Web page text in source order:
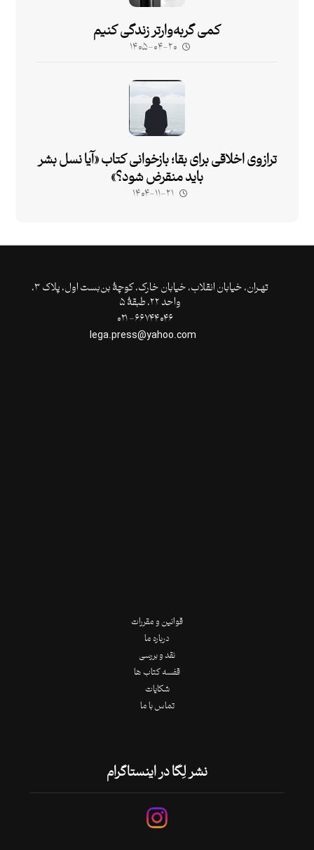
کمی گربه‌وارتر زندگی کنیم
۱۴۰۵-۰۴-۲۰
ترازوی اخلاقی برای بقا؛ بازخوانی کتاب «آیا نسل بشر
باید منقرض شود؟»
۱۴۰۴-۱۱-۲۱
تهـران،‌ خیابان انقلاب، خیابان خارک، کوچۀ بن‌بست اول، پلاک ۳،
واحد ۲۲، طبقۀ ۵
قوانین و مقررات
درباره ما
نقد و بررسی
قفسه کتاب ها
شکایات
تماس با ما
نشر لِگا در اینستاگرام